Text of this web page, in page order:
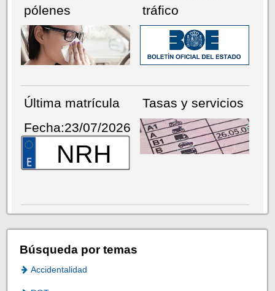
pólenes
tráfico
Última matrícula
Fecha:23/07/2026
NRH
Tasas y servicios
Búsqueda por temas
Accidentalidad